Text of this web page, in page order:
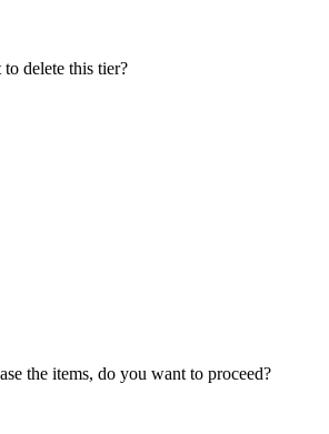
delete this tier?
the items, do you want to proceed?